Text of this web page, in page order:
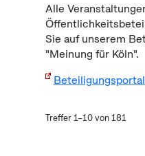
Alle
Sie auf unserem
"Meinung für Köln".
Treffer 1–10 von 181